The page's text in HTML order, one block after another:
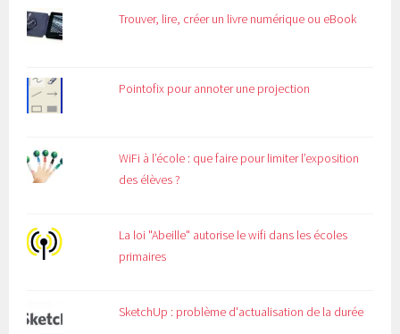
Trouver, lire, créer un livre numérique ou eBook
Pointofix pour annoter une projection
WiFi à l’école : que faire pour limiter l’exposition
des élèves ?
La loi "Abeille" autorise le wifi dans les écoles
primaires
SketchUp : problème d'actualisation de la durée